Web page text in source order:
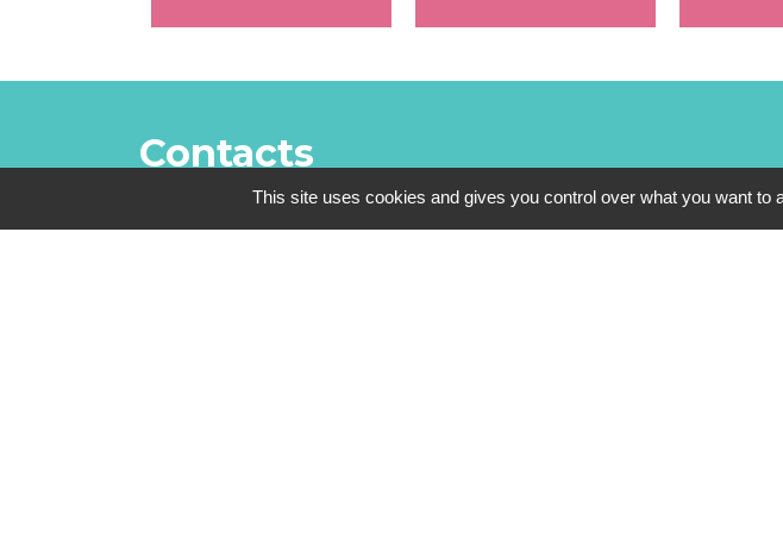
Contacts
Mairie de Gometz-le-Châtel
This site uses cookies and gives you control over what you want to